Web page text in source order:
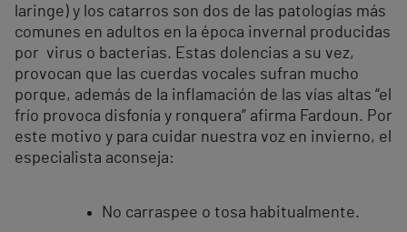
laringe) y los catarros son dos de las patologías más
comunes en adultos en la época invernal producidas
por virus o bacterias. Estas dolencias a su vez,
provocan que las cuerdas vocales sufran mucho
porque, además de la inflamación de las vías altas “el
frío provoca disfonía y ronquera” afirma Fardoun. Por
este motivo y para cuidar nuestra voz en invierno, el
especialista aconseja:
No carraspee o tosa habitualmente.